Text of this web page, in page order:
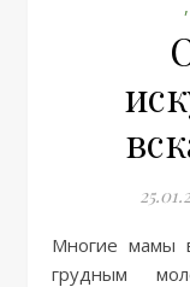
,
Многие мамы всерьез думают, что кормление
грудным